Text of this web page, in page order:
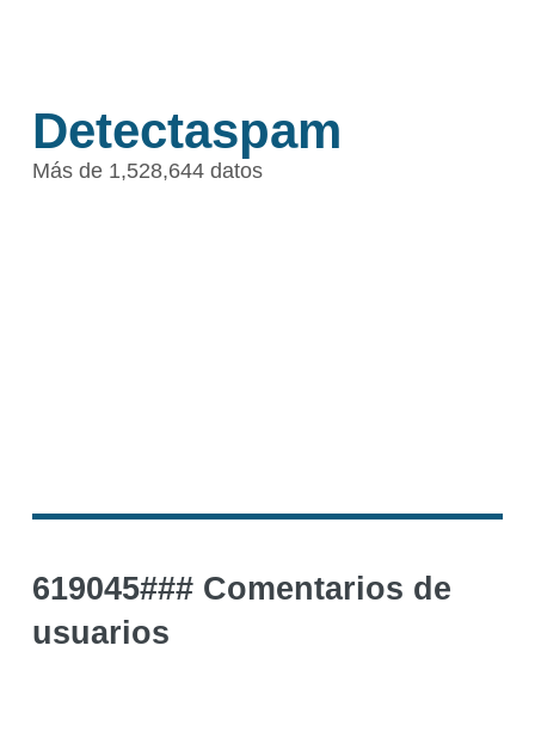
Detectaspam
Más de 1,528,644 datos
619045### Comentarios de
usuarios